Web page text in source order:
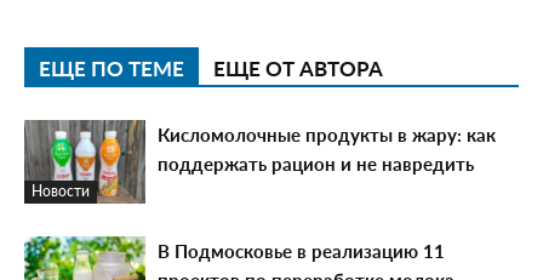
ЕЩЕ ПО ТЕМЕ ЕЩЕ ОТ АВТОРА
Новости
Кисломолочные продукты в жару: как
поддержать рацион и не навредить
В Подмосковье в реализацию 11